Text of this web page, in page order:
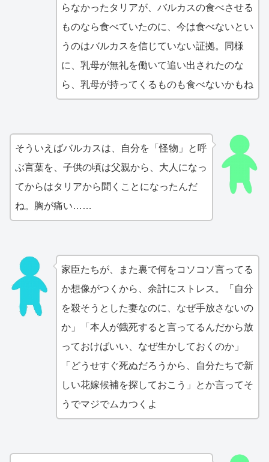
らなかったタリアが、バルカスの食べさせる
ものなら食べていたのに、今は食べないとい
うのはバルカスを信じていない証拠。同様
に、乳母が無礼を働いて追い出されたのな
ら、乳母が持ってくるものも食べないかもね
そういえばバルカスは、自分を「怪物」と呼
ぶ言葉を、子供の頃は父親から、大人になっ
てからはタリアから聞くことになったんだ
ね。胸が痛い……
家臣たちが、また裏で何をコソコソ言ってる
か想像がつくから、余計にストレス。「自分
を殺そうとした妻なのに、なぜ手放さないの
か」「本人が餓死すると言ってるんだから放
っておけばいい、なぜ生かしておくのか」
「どうせすぐ死ぬだろうから、自分たちで新
しい花嫁候補を探しておこう」とか言ってそ
うでマジでムカつくよ